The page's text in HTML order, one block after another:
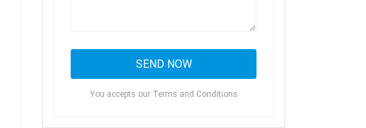
You accepts our Terms and Conditions